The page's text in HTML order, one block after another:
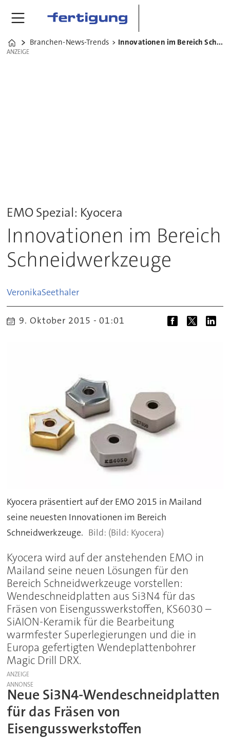
Home
Branchen-News-Trends Innovationen im Bereich Schneidwerkzeuge
ANZEIGE
ANZEIGE
EMO Spezial: Kyocera
Innovationen im Bereich
Schneidwerkzeuge
VeronikaSeethaler
9. Oktober 2015 - 01:01
Kyocera präsentiert auf der EMO 2015 in Mailand
seine neuesten Innovationen im Bereich
Schneidwerkzeuge.
(Bild: Kyocera)
Kyocera wird auf der anstehenden EMO in
Mailand seine neuen Lösungen für den
Bereich Schneidwerkzeuge vorstellen:
Wendeschneidplatten aus Si3N4 für das
Fräsen von Eisengusswerkstoffen, KS6030 –
SiAION-Keramik für die Bearbeitung
warmfester Superlegierungen und die in
Europa gefertigten Wendeplattenbohrer
Magic Drill DRX.
ANZEIGE
Neue Si3N4-Wendeschneidplatten
für das Fräsen von
Eisengusswerkstoffen